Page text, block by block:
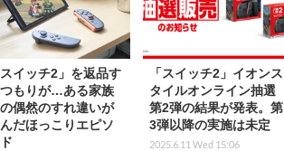
スイッチ2」を返品す
もりが…ある家族
偶然のすれ違いが
だほっこりエピソ
「スイッチ2」イオンス
タイルオンライン抽選
第2弾の結果が発表。第
3弾以降の実施は未定
2025.6.11 Wed 15:06